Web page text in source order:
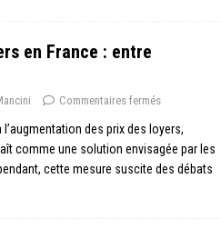
en France : entre
Commentaires fermés
des prix des loyers,
comme une solution envisagée par les
cette mesure suscite des débats